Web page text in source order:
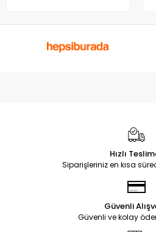
Hızlı
Siparişleriniz en kısa
Güvenli
Güvenli ve kolay